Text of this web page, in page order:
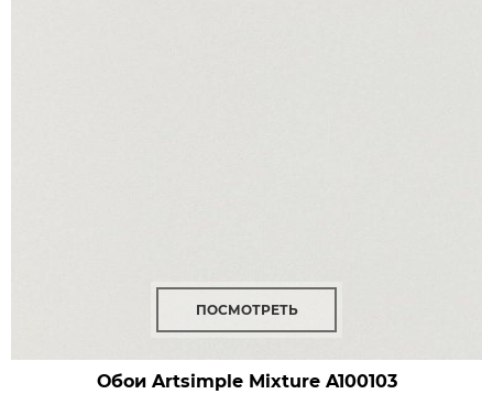
ПОСМОТРЕТЬ
Обои Artsimple MixtureA100103